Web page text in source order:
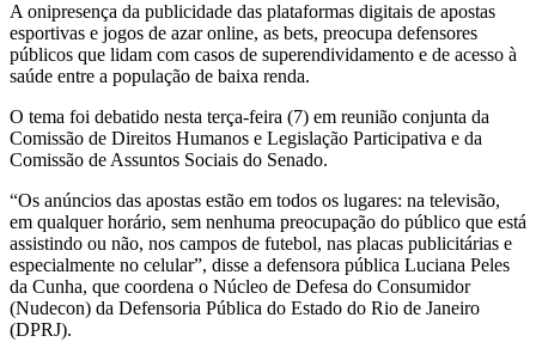
A onipresença da publicidade das plataformas digitais de apostas
esportivas e jogos de azar online, as bets, preocupa defensores
públicos que lidam com casos de superendividamento e de acesso à
saúde entre a população de baixa renda.
O tema foi debatido nesta terça-feira (7) em reunião conjunta da
Comissão de Direitos Humanos e Legislação Participativa e da
Comissão de Assuntos Sociais do Senado.
“Os anúncios das apostas estão em todos os lugares: na televisão,
em qualquer horário, sem nenhuma preocupação do público que está
assistindo ou não, nos campos de futebol, nas placas publicitárias e
especialmente no celular”, disse a defensora pública Luciana Peles
da Cunha, que coordena o Núcleo de Defesa do Consumidor
(Nudecon) da Defensoria Pública do Estado do Rio de Janeiro
(DPRJ).